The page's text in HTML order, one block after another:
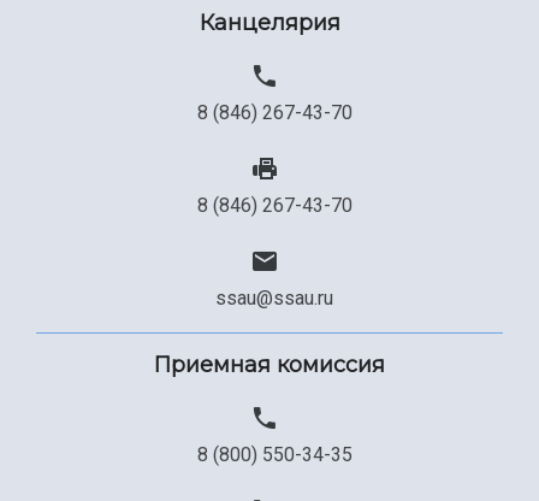
Канцелярия
8 (846) 267-43-70
8 (846) 267-43-70
ssau@ssau.ru
Приемная комиссия
8 (800) 550-34-35